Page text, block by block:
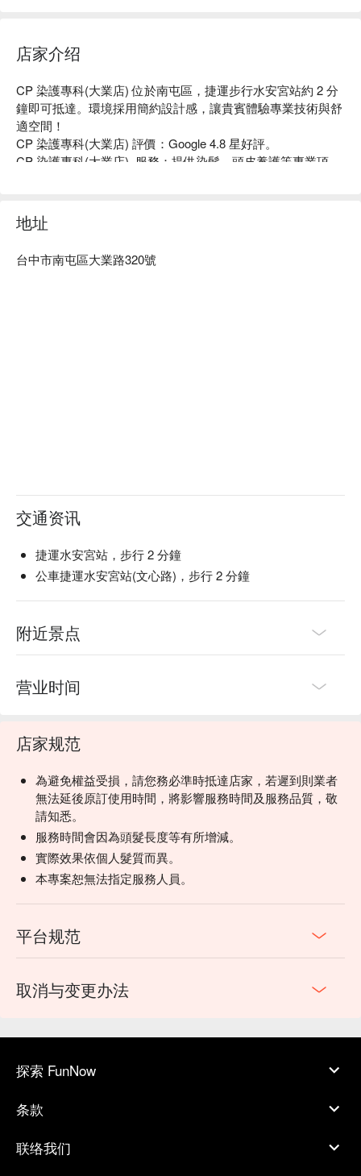
店家介绍
CP 染護專科(大業店) 位於南屯區，捷運步行水安宮站約 2 分
鐘即可抵達。環境採用簡約設計感，讓貴賓體驗專業技術與舒
適空間！
CP 染護專科(大業店) 評價：Google 4.8 星好評。
CP 染護專科(大業店)  服務：提供染髮、頭皮養護等專業項
透過不斷的學習技術與精進美感、創造獨特性，讓顧客安心體
驗有型風格！
看 ⬇︎
地址
台中市南屯區大業路320號
交通资讯
捷運水安宮站，步行 2 分鐘
公車捷運水安宮站(文心路)，步行 2 分鐘
附近景点
营业时间
店家规范
為避免權益受損，請您務必準時抵達店家，若遲到則業者
無法延後原訂使用時間，將影響服務時間及服務品質，敬
請知悉。
服務時間會因為頭髮長度等有所增減。
實際效果依個人髮質而異。
本專案恕無法指定服務人員。
平台规范
取消与变更办法
探索 FunNow
条款
联络我们